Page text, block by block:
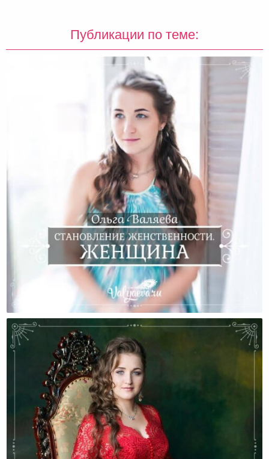
Публикации по теме:
Становление Женственности. Женщина.